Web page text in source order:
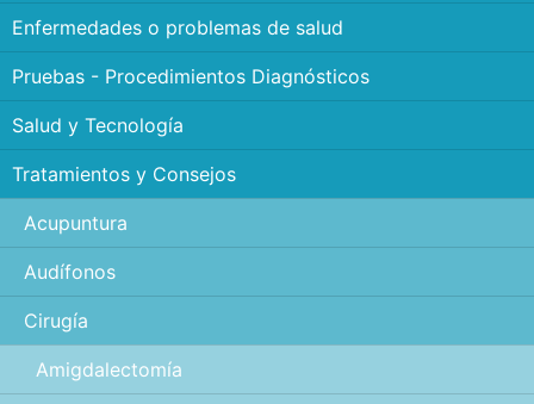
Enfermedades o problemas de salud
Pruebas - Procedimientos Diagnósticos
Salud y Tecnología
Tratamientos y Consejos
Acupuntura
Audífonos
Cirugía
Amigdalectomía